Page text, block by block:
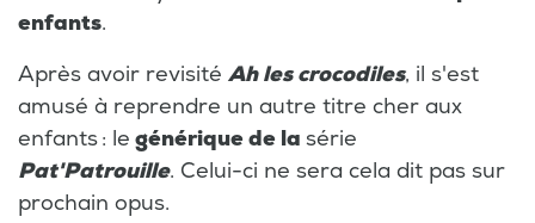
enfants.
Après avoir revisité Ah les crocodiles, il s'est
amusé à reprendre un autre titre cher aux
enfants : le générique de la série
Pat'Patrouille. Celui-ci ne sera cela dit pas sur
prochain opus.